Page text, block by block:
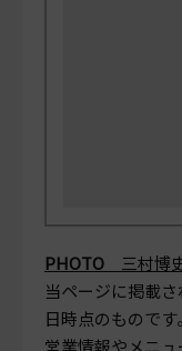
PHOTO 三村博
当ページに掲載さ
日時点のものです。